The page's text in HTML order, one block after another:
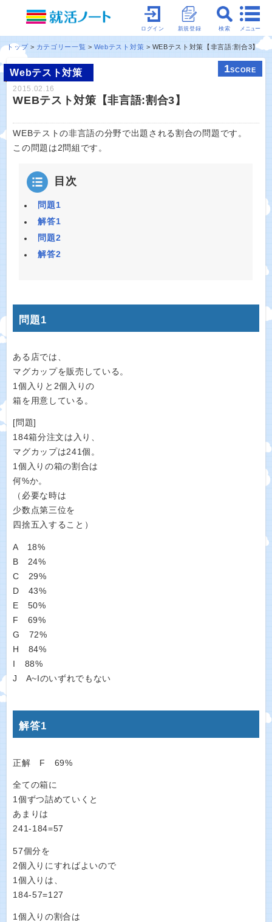
メニュー
検索
新規登録
ログイン
トップ カテゴリー一覧 Webテスト対策 WEBテスト対策【非言語:割合3】
Webテスト対策 1SCORE
2015.02.16
WEBテスト対策【非言語:割合3】
WEBテストの非言語の分野で出題される割合の問題です。
この問題は2問組です。
目次
問題1
解答1
問題2
解答2
問題1
ある店では、
マグカップを販売している。
1個入りと2個入りの
箱を用意している。
[問題]
184箱分注文は入り、
マグカップは241個。
1個入りの箱の割合は
何%か。
（必要な時は
少数点第三位を
四捨五入すること）
A 18%
B 24%
C 29%
D 43%
E 50%
F 69%
G 72%
H 84%
I 88%
J A~Iのいずれでもない
解答1
正解 F 69%
全ての箱に
1個ずつ詰めていくと
あまりは
241-184=57
57個分を
2個入りにすればよいので
1個入りは、
184-57=127
1個入りの割合は